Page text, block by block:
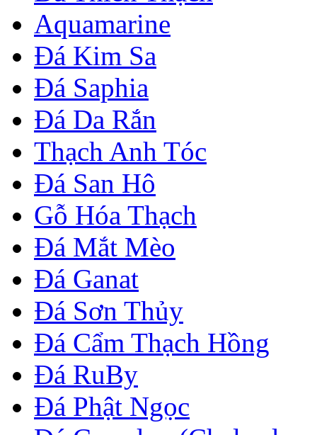
Aquamarine
Đá Kim Sa
Đá Saphia
Đá Da Rắn
Thạch Anh Tóc
Đá San Hô
Gỗ Hóa Thạch
Đá Mắt Mèo
Đá Ganat
Đá Sơn Thủy
Đá Cẩm Thạch Hồng
Đá RuBy
Đá Phật Ngọc